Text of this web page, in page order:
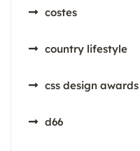
costes
country lifestyle
css design awards
d66